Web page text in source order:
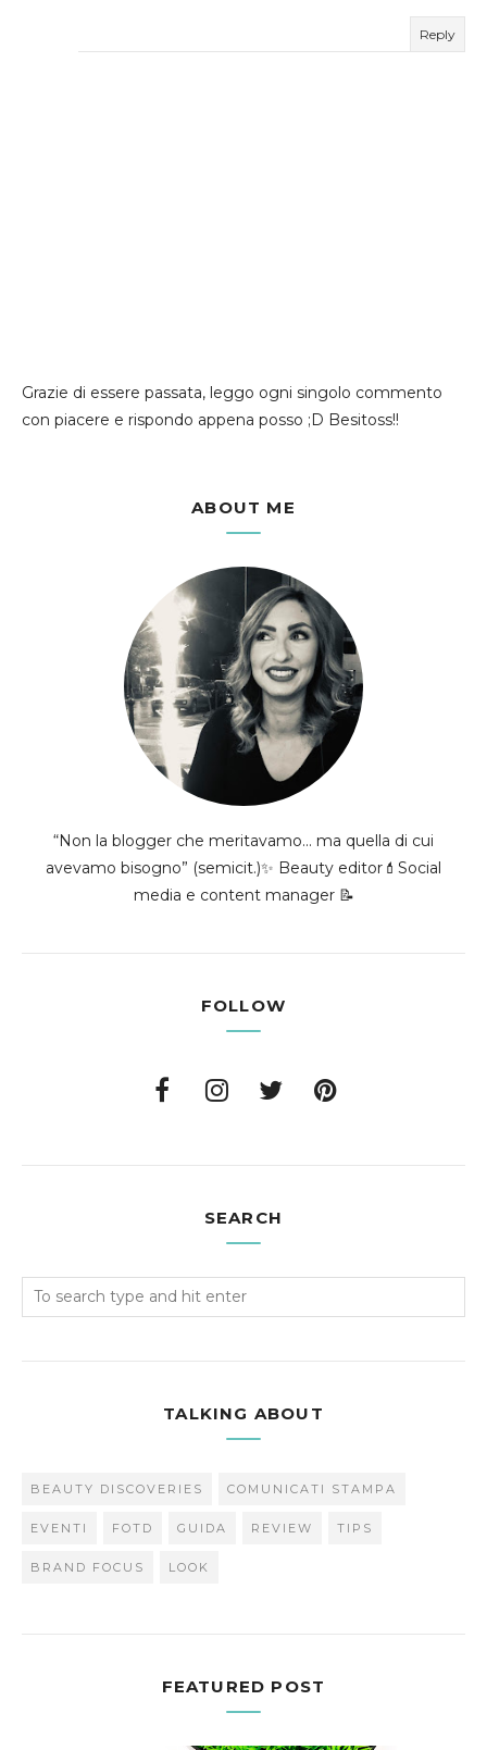
Reply
Grazie di essere passata, leggo ogni singolo commento
con piacere e rispondo appena posso ;D Besitoss!!
ABOUT ME
“Non la blogger che meritavamo... ma quella di cui
avevamo bisogno” (semicit.)✨ Beauty editor💄Social
media e content manager 📝
FOLLOW
SEARCH
TALKING ABOUT
BEAUTY DISCOVERIES COMUNICATI STAMPA
EVENTI FOTD GUIDA REVIEW TIPS
BRAND FOCUS LOOK
FEATURED POST